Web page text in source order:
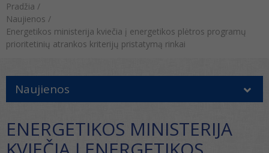
Pradžia /
Naujienos /
Energetikos ministerija kviečia į energetikos plėtros programų
prioritetinių atrankos kriterijų pristatymą rinkai
Naujienos
ENERGETIKOS MINISTERIJA